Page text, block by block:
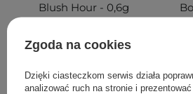
Blush Hour - 0,6g
14,90 zł
Zgoda na cookies
Dzięki ciasteczkom serwis działa
analizować ruch na stronie i